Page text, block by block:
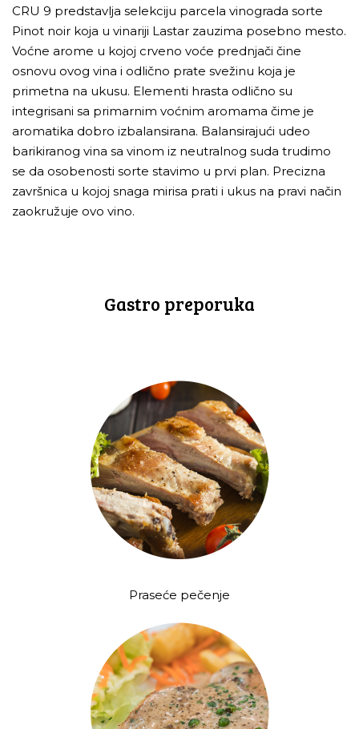
CRU 9 predstavlja selekciju parcela vinograda sorte
Pinot noir koja u vinariji Lastar zauzima posebno mesto.
Voćne arome u kojoj crveno voće prednjači čine
osnovu ovog vina i odlično prate svežinu koja je
primetna na ukusu. Elementi hrasta odlično su
integrisani sa primarnim voćnim aromama čime je
aromatika dobro izbalansirana. Balansirajući udeo
barikiranog vina sa vinom iz neutralnog suda trudimo
se da osobenosti sorte stavimo u prvi plan. Precizna
završnica u kojoj snaga mirisa prati i ukus na pravi način
zaokružuje ovo vino.
Gastro preporuka
Praseće pečenje